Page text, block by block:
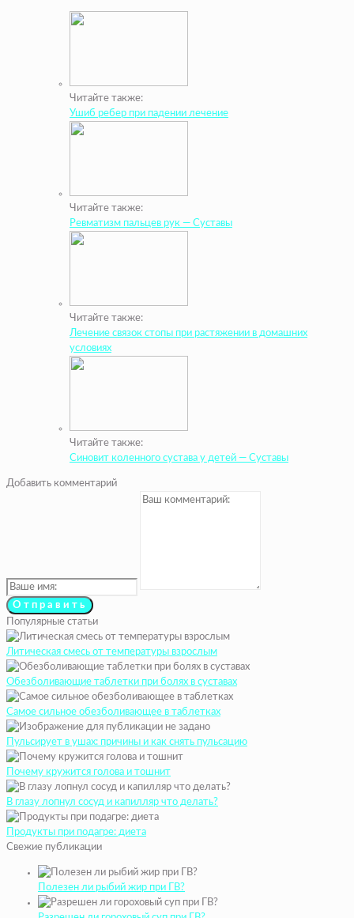
Читайте также:
Ушиб ребер при падении лечение
Читайте также:
Ревматизм пальцев рук — Суставы
Читайте также:
Лечение связок стопы при растяжении в домашних
условиях
Читайте также:
Синовит коленного сустава у детей — Суставы
Добавить комментарий
Популярные статьи
Литическая смесь от температуры взрослым
Обезболивающие таблетки при болях в суставах
Самое сильное обезболивающее в таблетках
Пульсирует в ушах: причины и как снять пульсацию
Почему кружится голова и тошнит
В глазу лопнул сосуд и капилляр что делать?
Продукты при подагре: диета
Свежие публикации
Полезен ли рыбий жир при ГВ?